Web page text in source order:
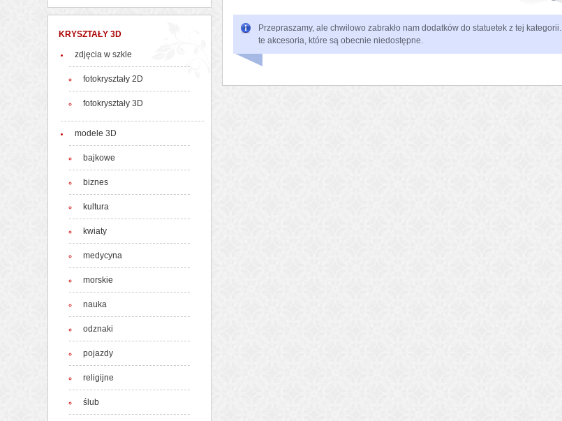
KRYSZTAŁY 3D
zdjęcia w szkle
fotokryształy 2D
fotokryształy 3D
modele 3D
bajkowe
biznes
kultura
kwiaty
medycyna
morskie
nauka
odznaki
pojazdy
religijne
ślub
Przepraszamy, ale chwilowo zabrakło nam dodatków do statuetek z tej kategorii.
te akcesoria, które są obecnie niedostępne.